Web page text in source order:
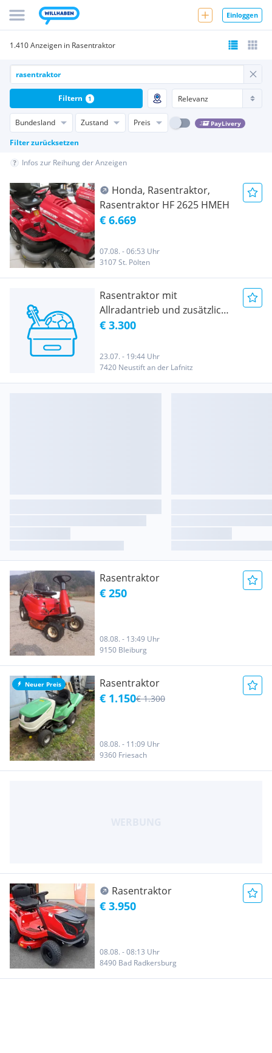
Einloggen
1.410 Anzeigen in Rasentraktor
Bundesland Zustand Preis PayLivery
Filter zurücksetzen
Filtern 1
Infos zur Reihung der Anzeigen
Honda, Rasentraktor,
Rasentraktor HF 2625 HMEH
€ 6.669
07.08. - 06:53 Uhr
3107 St. Pölten
Rasentraktor mit
Allradantrieb und zusätzlich
Anhänger für Rasentraktor
€ 3.300
23.07. - 19:44 Uhr
7420 Neustift an der Lafnitz
Rasentraktor
€ 250
08.08. - 13:49 Uhr
9150 Bleiburg
Neuer Preis Rasentraktor
€ 1.150€ 1.300
08.08. - 11:09 Uhr
9360 Friesach
Rasentraktor
€ 3.950
08.08. - 08:13 Uhr
8490 Bad Radkersburg